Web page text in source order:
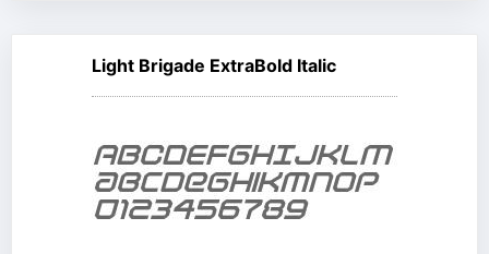
Light Brigade ExtraBold Italic